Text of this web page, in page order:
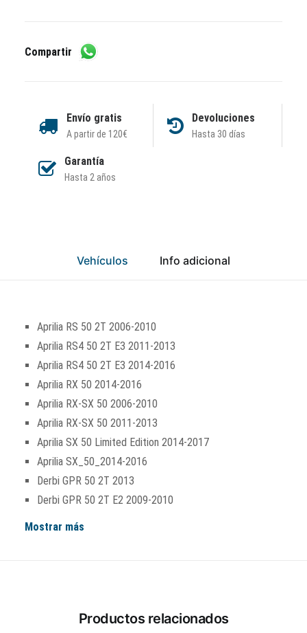
Compartir
Envío gratis
A partir de 120€
Devoluciones
Hasta 30 días
Garantía
Hasta 2 años
Vehículos Info adicional
Aprilia RS 50 2T 2006-2010
Aprilia RS4 50 2T E3 2011-2013
Aprilia RS4 50 2T E3 2014-2016
Aprilia RX 50 2014-2016
Aprilia RX-SX 50 2006-2010
Aprilia RX-SX 50 2011-2013
Aprilia SX 50 Limited Edition 2014-2017
Aprilia SX_50_2014-2016
Derbi GPR 50 2T 2013
Derbi GPR 50 2T E2 2009-2010
Mostrar más
Productos relacionados